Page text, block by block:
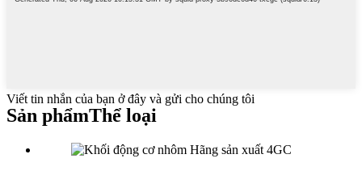
Viết tin nhắn của bạn ở đây và gửi cho chúng tôi
Sản phẩmThể loại